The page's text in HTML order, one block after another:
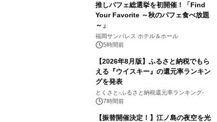
推しパフェ総選挙を初開催！「Find
Your Favorite ～秋のパフェ食べ放題
～」
福岡サンパレス ホテル＆ホール
5時間前
【2026年8月版】ふるさと納税でもら
える『ウイスキー』の還元率ランキン
グを発表
とくさと-ふるさと納税還元率ランキング-
7時間前
【振替開催決定！】江ノ島の夜空を光